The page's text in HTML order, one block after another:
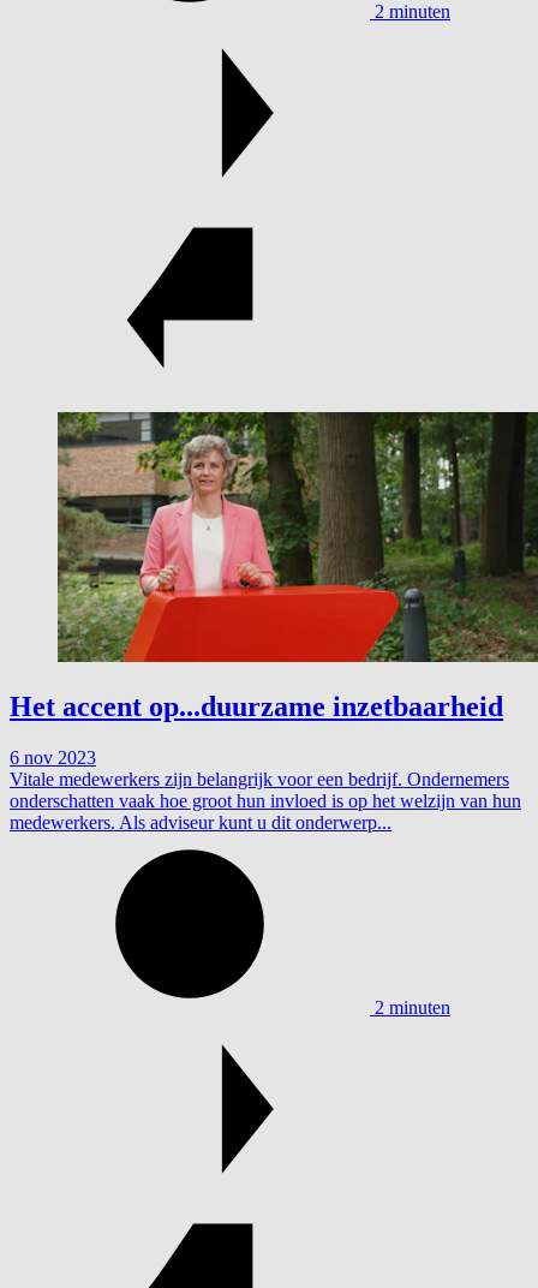
2 minuten
Het accent op...duurzame inzetbaarheid
6 nov 2023
Vitale medewerkers zijn belangrijk voor een bedrijf. Ondernemers
onderschatten vaak hoe groot hun invloed is op het welzijn van hun
medewerkers. Als adviseur kunt u dit onderwerp...
2 minuten